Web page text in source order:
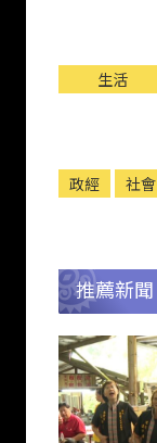
生活
政經 社會
推薦新聞